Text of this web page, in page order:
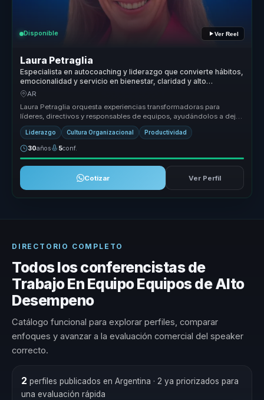
Disponible Ver Reel
Laura Petraglia
Especialista en autocoaching y liderazgo que convierte hábitos,
emocionalidad y servicio en bienestar, claridad y alto
rendimiento para equipos.
AR
Laura Petraglia orquesta experiencias transformadoras para
líderes, directivos y responsables de equipos, ayudándolos a dejar
atrás equip...
Liderazgo Cultura Organizacional Productividad
30años 5conf.
Cotizar Ver Perfil
DIRECTORIO COMPLETO
Todos los conferencistas de
Trabajo En Equipo Equipos de Alto
Desempeno
Catálogo funcional para explorar perfiles, comparar
enfoques y avanzar a la evaluación comercial del speaker
correcto.
2 perfiles publicados en Argentina · 2 ya priorizados para
una evaluación rápida